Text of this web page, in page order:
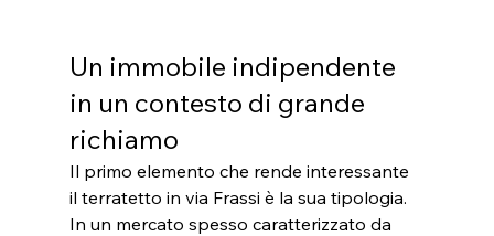
Un immobile indipendente
in un contesto di grande
richiamo
Il primo elemento che rende interessante
il terratetto in via Frassi è la sua tipologia.
In un mercato spesso caratterizzato da